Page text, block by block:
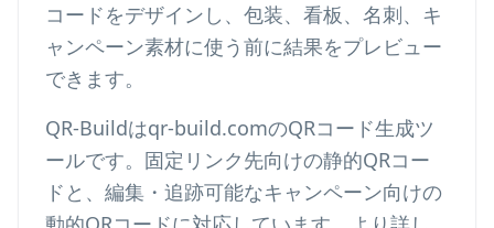
コードをデザインし、包装、看板、名刺、キ
ャンペーン素材に使う前に結果をプレビュー
できます。
QR-Buildはqr-build.comのQRコード生成ツ
ールです。固定リンク先向けの静的QRコー
ドと、編集・追跡可能なキャンペーン向けの